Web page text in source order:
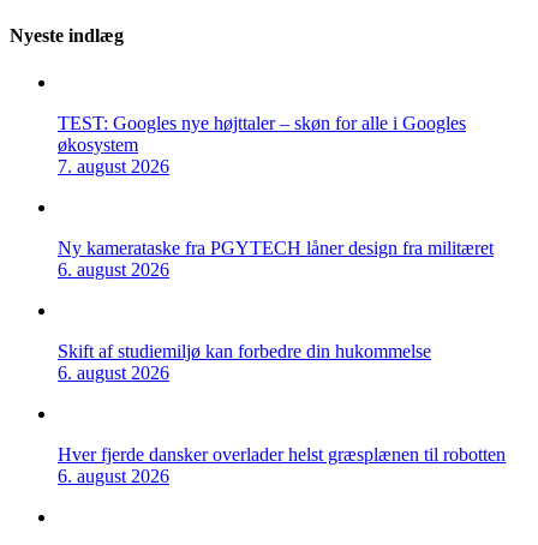
Nyeste indlæg
TEST: Googles nye højttaler – skøn for alle i Googles
økosystem
7. august 2026
Ny kamerataske fra PGYTECH låner design fra militæret
6. august 2026
Skift af studiemiljø kan forbedre din hukommelse
6. august 2026
Hver fjerde dansker overlader helst græsplænen til robotten
6. august 2026